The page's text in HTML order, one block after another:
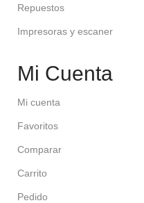
Repuestos
Impresoras y escaner
Mi Cuenta
Mi cuenta
Favoritos
Comparar
Carrito
Pedido